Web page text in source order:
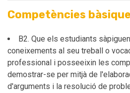
Competències
B2. Que els estudiants
coneixements al seu treball o
professional i posseeixin les
demostrar-se per mitjà de
d'arguments i la resolució de